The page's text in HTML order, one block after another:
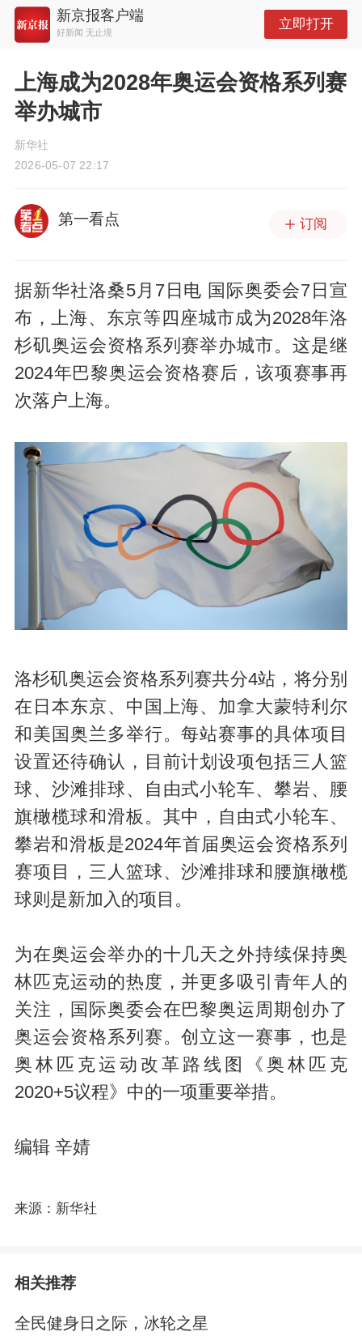
新京报客户端
好新闻 无止境
立即打开
上海成为2028年奥运会资格系列赛
举办城市
新华社
2026-05-07 22:17
第一看点 订阅
据新华社洛桑5月7日电 国际奥委会7日宣
布，上海、东京等四座城市成为2028年洛
杉矶奥运会资格系列赛举办城市。这是继
2024年巴黎奥运会资格赛后，该项赛事再
次落户上海。
洛杉矶奥运会资格系列赛共分4站，将分别
在日本东京、中国上海、加拿大蒙特利尔
和美国奥兰多举行。每站赛事的具体项目
设置还待确认，目前计划设项包括三人篮
球、沙滩排球、自由式小轮车、攀岩、腰
旗橄榄球和滑板。其中，自由式小轮车、
攀岩和滑板是2024年首届奥运会资格系列
赛项目，三人篮球、沙滩排球和腰旗橄榄
球则是新加入的项目。
为在奥运会举办的十几天之外持续保持奥
林匹克运动的热度，并更多吸引青年人的
关注，国际奥委会在巴黎奥运周期创办了
奥运会资格系列赛。创立这一赛事，也是
奥林匹克运动改革路线图《奥林匹克
2020+5议程》中的一项重要举措。
编辑 辛婧
来源：新华社
相关推荐
全民健身日之际，冰轮之星